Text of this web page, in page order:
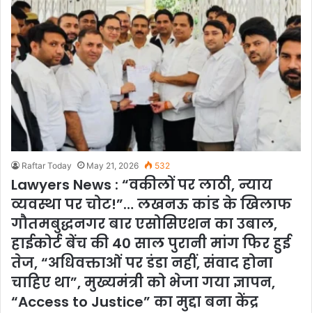
Raftar Today May 21, 2026 532
Lawyers News : “वकीलों पर लाठी, न्याय
व्यवस्था पर चोट!”… लखनऊ कांड के खिलाफ
गौतमबुद्धनगर बार एसोसिएशन का उबाल,
हाईकोर्ट बेंच की 40 साल पुरानी मांग फिर हुई
तेज, “अधिवक्ताओं पर डंडा नहीं, संवाद होना
चाहिए था”, मुख्यमंत्री को भेजा गया ज्ञापन,
“Access to Justice” का मुद्दा बना केंद्र